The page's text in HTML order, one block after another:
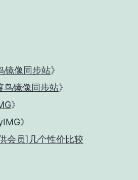
镜像同步站》
鸟镜像同步站》
》
》
会员]几个性价比较